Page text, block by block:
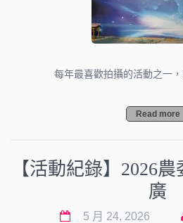
每年最喜歡拍攝的活動之一
Read more
【活動紀錄】2026
廣
5 月 24, 2026